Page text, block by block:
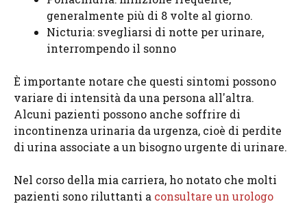
generalmente più di 8 volte al giorno.
Nicturia: svegliarsi di notte per urinare,
interrompendo il sonno
È importante notare che questi sintomi possono
variare di intensità da una persona all'altra.
Alcuni pazienti possono anche soffrire di
incontinenza urinaria da urgenza, cioè di perdite
di urina associate a un bisogno urgente di urinare.
Nel corso della mia carriera, ho notato che molti
pazienti sono riluttanti a consultare un urologo